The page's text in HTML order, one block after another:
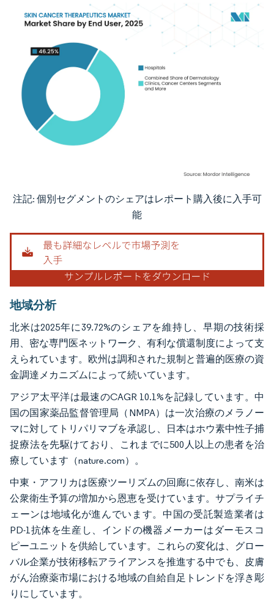
画像 © Mordor Intelligence。再利用にはCC BY 4.0の表示が必要です。
注記: 個別セグメントのシェアはレポート購入後に入手可
能
地域分析
北米は2025年に39.72%のシェアを維持し、早期の技術採
用、密な専門医ネットワーク、有利な償還制度によって支
えられています。欧州は調和された規制と普遍的医療の資
金調達メカニズムによって続いています。
アジア太平洋は最速のCAGR 10.1%を記録しています。中
国の国家薬品監督管理局（NMPA）は一次治療のメラノー
マに対してトリパリマブを承認し、日本はホウ素中性子捕
捉療法を先駆けており、これまでに500人以上の患者を治
療しています（nature.com）。
中東・アフリカは医療ツーリズムの回廊に依存し、南米は
公衆衛生予算の増加から恩恵を受けています。サプライチ
ェーンは地域化が進んでいます。中国の受託製造業者は
PD-1抗体を生産し、インドの機器メーカーはダーモスコ
ピーユニットを供給しています。これらの変化は、グロー
バル企業が技術移転アライアンスを推進する中でも、皮膚
がん治療薬市場における地域の自給自足トレンドを浮き彫
りにしています。